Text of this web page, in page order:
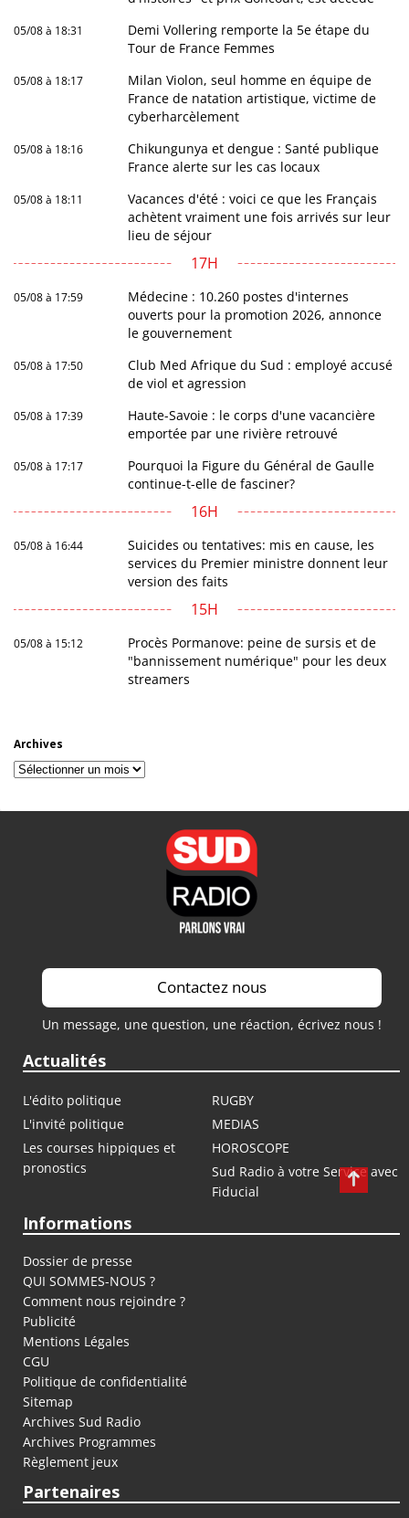
05/08 à 18:31
Demi Vollering remporte la 5e étape du
Tour de France Femmes
05/08 à 18:17
Milan Violon, seul homme en équipe de
France de natation artistique, victime de
cyberharcèlement
05/08 à 18:16
Chikungunya et dengue : Santé publique
France alerte sur les cas locaux
05/08 à 18:11
Vacances d'été : voici ce que les Français
achètent vraiment une fois arrivés sur leur
lieu de séjour
17H
05/08 à 17:59
Médecine : 10.260 postes d'internes
ouverts pour la promotion 2026, annonce
le gouvernement
05/08 à 17:50
Club Med Afrique du Sud : employé accusé
de viol et agression
05/08 à 17:39
Haute-Savoie : le corps d'une vacancière
emportée par une rivière retrouvé
05/08 à 17:17
Pourquoi la Figure du Général de Gaulle
continue-t-elle de fasciner?
16H
05/08 à 16:44
Suicides ou tentatives: mis en cause, les
services du Premier ministre donnent leur
version des faits
15H
05/08 à 15:12
Procès Pormanove: peine de sursis et de
"bannissement numérique" pour les deux
streamers
Archives
Archives
Contactez nous
Un message, une question, une réaction, écrivez nous !
Actualités
L'édito politique
RUGBY
L'invité politique
MEDIAS
Les courses hippiques et
pronostics
HOROSCOPE
Sud Radio à votre Service avec
Fiducial
Informations
Dossier de presse
QUI SOMMES-NOUS ?
Comment nous rejoindre ?
Publicité
Mentions Légales
CGU
Politique de confidentialité
Sitemap
Archives Sud Radio
Archives Programmes
Règlement jeux
Partenaires